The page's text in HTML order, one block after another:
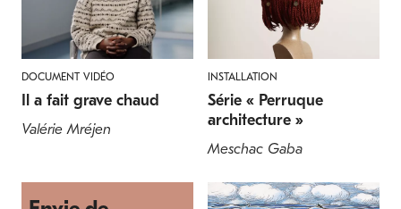
DOCUMENT VIDÉO
Il a fait grave chaud
Valérie Mréjen
INSTALLATION
Série « Perruque
architecture »
Meschac Gaba